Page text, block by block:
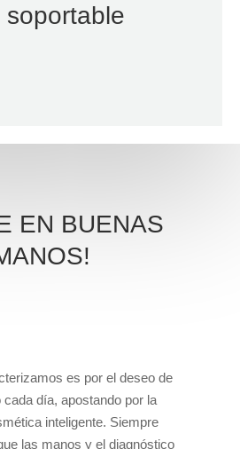
soportable
EN BUENAS
es por el deseo de
día, apostando por la
inteligente. Siempre
las manos y el diagnóstico